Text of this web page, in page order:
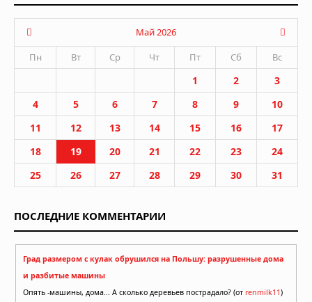
Май 2026
Пн
Вт Ср Чт Пт Сб Вс
1 2
3
4
5 6 7 8 9
10
11
12 13 14 15 16
17
18
19 20 21 22 23
24
25
26 27 28 29 30 31
ПОСЛЕДНИЕ КОММЕНТАРИИ
Град размером с кулак обрушился на Польшу: разрушенные дома
и разбитые машины
Опять -машины, дома... А сколько деревьев пострадало? (от renmilk11)